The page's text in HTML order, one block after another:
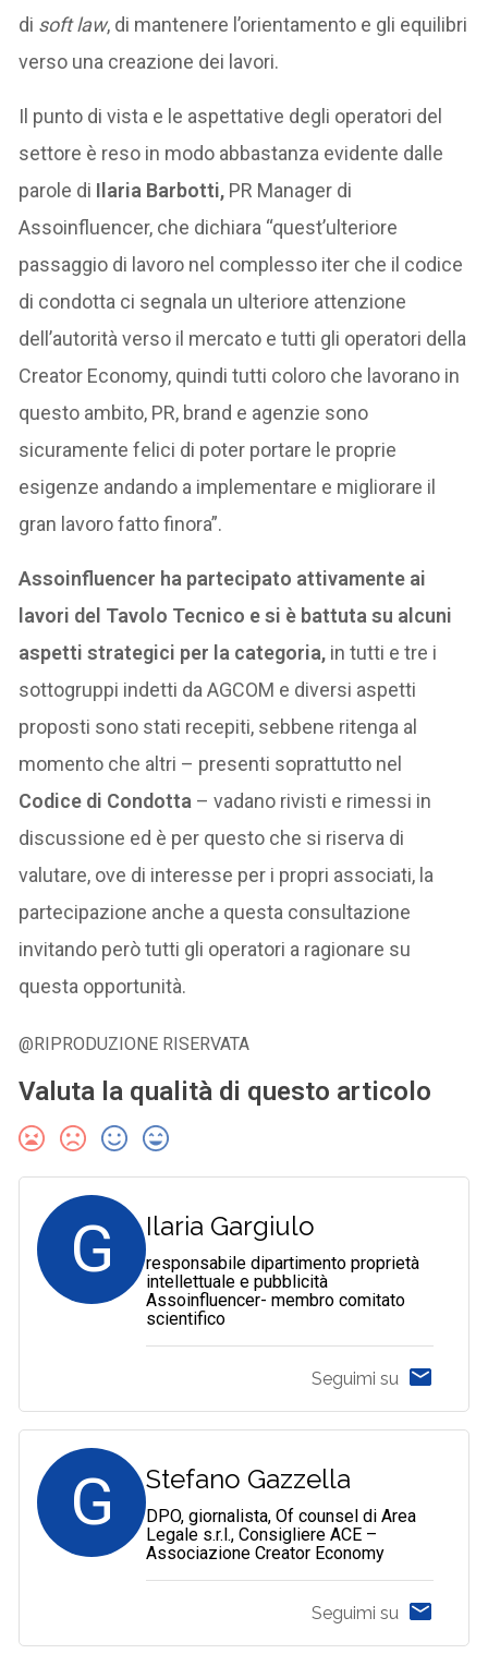
di soft law, di mantenere l’orientamento e gli equilibri
verso una creazione dei lavori.
Il punto di vista e le aspettative degli operatori del
settore è reso in modo abbastanza evidente dalle
parole di Ilaria Barbotti, PR Manager di
Assoinfluencer, che dichiara “quest’ulteriore
passaggio di lavoro nel complesso iter che il codice
di condotta ci segnala un ulteriore attenzione
dell’autorità verso il mercato e tutti gli operatori della
Creator Economy, quindi tutti coloro che lavorano in
questo ambito, PR, brand e agenzie sono
sicuramente felici di poter portare le proprie
esigenze andando a implementare e migliorare il
gran lavoro fatto finora”.
Assoinfluencer ha partecipato attivamente ai
lavori del Tavolo Tecnico e si è battuta su alcuni
aspetti strategici per la categoria, in tutti e tre i
sottogruppi indetti da AGCOM e diversi aspetti
proposti sono stati recepiti, sebbene ritenga al
momento che altri – presenti soprattutto nel
Codice di Condotta – vadano rivisti e rimessi in
discussione ed è per questo che si riserva di
valutare, ove di interesse per i propri associati, la
partecipazione anche a questa consultazione
invitando però tutti gli operatori a ragionare su
questa opportunità.
@RIPRODUZIONE RISERVATA
Valuta la qualità di questo articolo
G Ilaria Gargiulo
responsabile dipartimento proprietà
intellettuale e pubblicità
Assoinfluencer- membro comitato
scientifico
Seguimi su
G Stefano Gazzella
DPO, giornalista, Of counsel di Area
Legale s.r.l., Consigliere ACE –
Associazione Creator Economy
Seguimi su